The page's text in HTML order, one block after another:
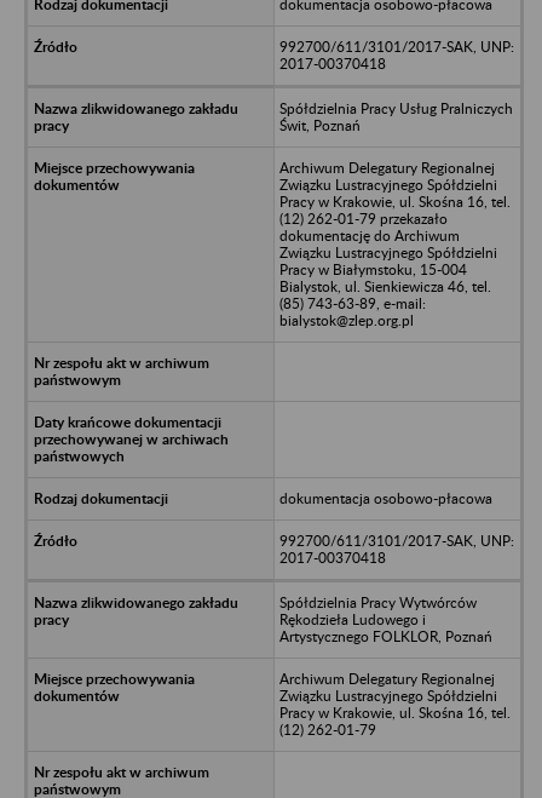
dokumentacja osobowo-płacowa
992700/611/3101/2017-SAK, UNP:
2017-00370418
Spółdzielnia Pracy Usług Pralniczych
Świt, Poznań
Archiwum Delegatury Regionalnej
Związku Lustracyjnego Spółdzielni
Pracy w Krakowie, ul. Skośna 16, tel.
(12) 262-01-79 przekazało
dokumentację do Archiwum
Związku Lustracyjnego Spółdzielni
Pracy w Białymstoku, 15-004
Bialystok, ul. Sienkiewicza 46, tel.
(85) 743-63-89, e-mail:
bialystok@zlep.org.pl
dokumentacja osobowo-płacowa
992700/611/3101/2017-SAK, UNP:
2017-00370418
Spółdzielnia Pracy Wytwórców
Rękodzieła Ludowego i
Artystycznego FOLKLOR, Poznań
Archiwum Delegatury Regionalnej
Związku Lustracyjnego Spółdzielni
Pracy w Krakowie, ul. Skośna 16, tel.
(12) 262-01-79